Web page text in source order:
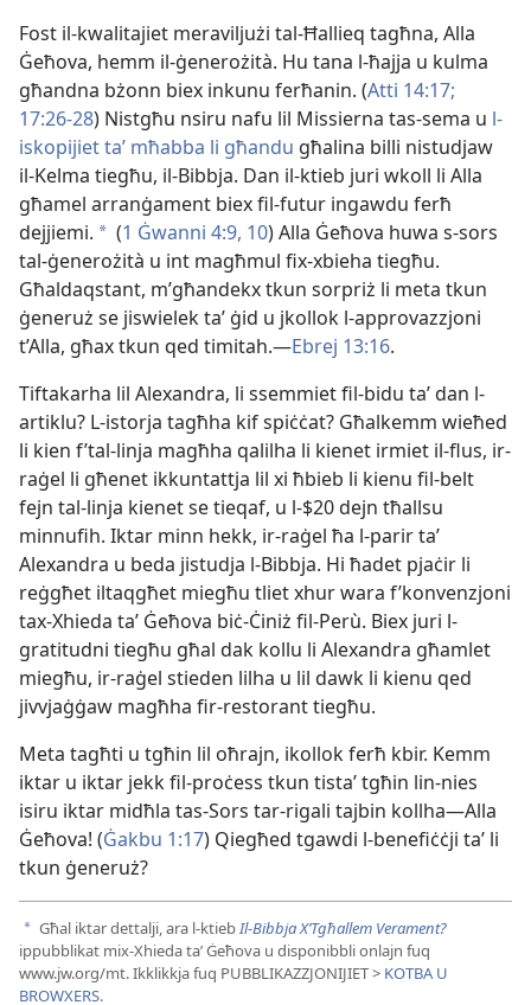
Fost il-​kwalitajiet meraviljużi tal-​Ħallieq tagħna, Alla
Ġeħova, hemm il-​ġenerożità. Hu tana l-​ħajja u kulma
għandna bżonn biex inkunu ferħanin. (Atti 14:17;
17:26-​28) Nistgħu nsiru nafu lil Missierna tas-​sema u l-​
iskopijiet taʼ mħabba li għandu għalina billi nistudjaw
il-​Kelma tiegħu, il-​Bibbja. Dan il-​ktieb juri wkoll li Alla
għamel arranġament biex fil-​futur ingawdu ferħ
dejjiemi. a (1 Ġwanni 4:9, 10) Alla Ġeħova huwa s-​sors
tal-​ġenerożità u int magħmul fix-​xbieha tiegħu.
Għaldaqstant, m’għandekx tkun sorpriż li meta tkun
ġeneruż se jiswielek taʼ ġid u jkollok l-​approvazzjoni
t’Alla, għax tkun qed timitah.—Ebrej 13:16.
Tiftakarha lil Alexandra, li ssemmiet fil-​bidu taʼ dan l-​
artiklu? L-​istorja tagħha kif spiċċat? Għalkemm wieħed
li kien f’tal-​linja magħha qalilha li kienet irmiet il-​flus, ir-​
raġel li għenet ikkuntattja lil xi ħbieb li kienu fil-​belt
fejn tal-​linja kienet se tieqaf, u l-​$20 dejn tħallsu
minnufih. Iktar minn hekk, ir-​raġel ħa l-​parir taʼ
Alexandra u beda jistudja l-​Bibbja. Hi ħadet pjaċir li
reġgħet iltaqgħet miegħu tliet xhur wara f’konvenzjoni
tax-​Xhieda taʼ Ġeħova biċ-​Ċiniż fil-​Perù. Biex juri l-​
gratitudni tiegħu għal dak kollu li Alexandra għamlet
miegħu, ir-​raġel stieden lilha u lil dawk li kienu qed
jivvjaġġaw magħha fir-​restorant tiegħu.
Meta tagħti u tgħin lil oħrajn, ikollok ferħ kbir. Kemm
iktar u iktar jekk fil-​proċess tkun tistaʼ tgħin lin-​nies
isiru iktar midħla tas-​Sors tar-​rigali tajbin kollha—Alla
Ġeħova! (Ġakbu 1:17) Qiegħed tgawdi l-​benefiċċji taʼ li
tkun ġeneruż?
a Għal iktar dettalji, ara l-​ktiebIl-​Bibbja X’Tgħallem Verament?
ippubblikat mix-​Xhieda taʼ Ġeħova u disponibbli onlajn fuq
www.jw.org/mt. Ikklikkja fuq PUBBLIKAZZJONIJIET > KOTBA U
BROWXERS.